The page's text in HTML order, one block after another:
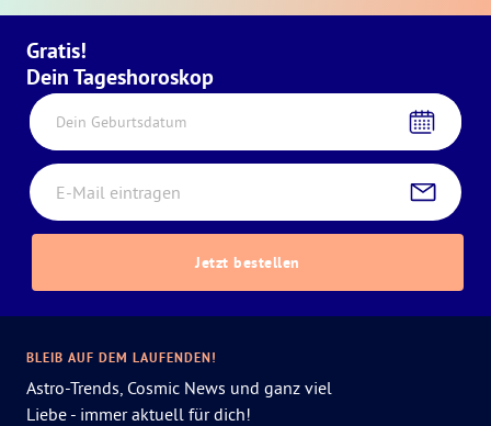
Gratis!
Dein Tageshoroskop
Dein Geburtsdatum
Jetzt bestellen
BLEIB AUF DEM LAUFENDEN!
Astro-Trends, Cosmic News und ganz viel
Liebe - immer aktuell für dich!